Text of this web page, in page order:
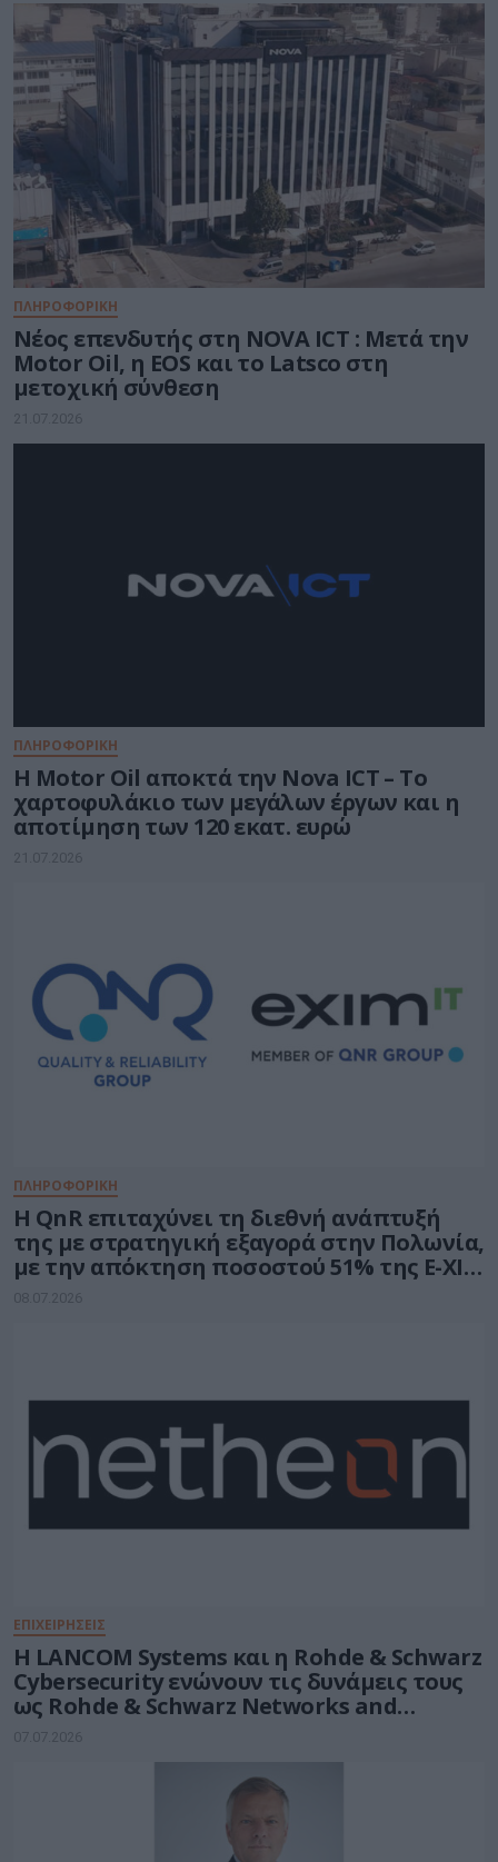
ΠΛΗΡΟΦΟΡΙΚΗ
Νέος επενδυτής στη NOVA ICT : Μετά την
Motor Oil, η EOS και το Latsco στη
μετοχική σύνθεση
21.07.2026
ΠΛΗΡΟΦΟΡΙΚΗ
Η Motor Oil αποκτά την Nova ICT – Το
χαρτοφυλάκιο των μεγάλων έργων και η
αποτίμηση των 120 εκατ. ευρώ
21.07.2026
ΠΛΗΡΟΦΟΡΙΚΗ
H QnR επιταχύνει τη διεθνή ανάπτυξή
της με στρατηγική εξαγορά στην Πολωνία,
με την απόκτηση ποσοστού 51% της E-XIM
IT
08.07.2026
ΕΠΙΧΕΙΡΗΣΕΙΣ
Η LANCOM Systems και η Rohde & Schwarz
Cybersecurity ενώνουν τις δυνάμεις τους
ως Rohde & Schwarz Networks and
Cybersecurity
07.07.2026